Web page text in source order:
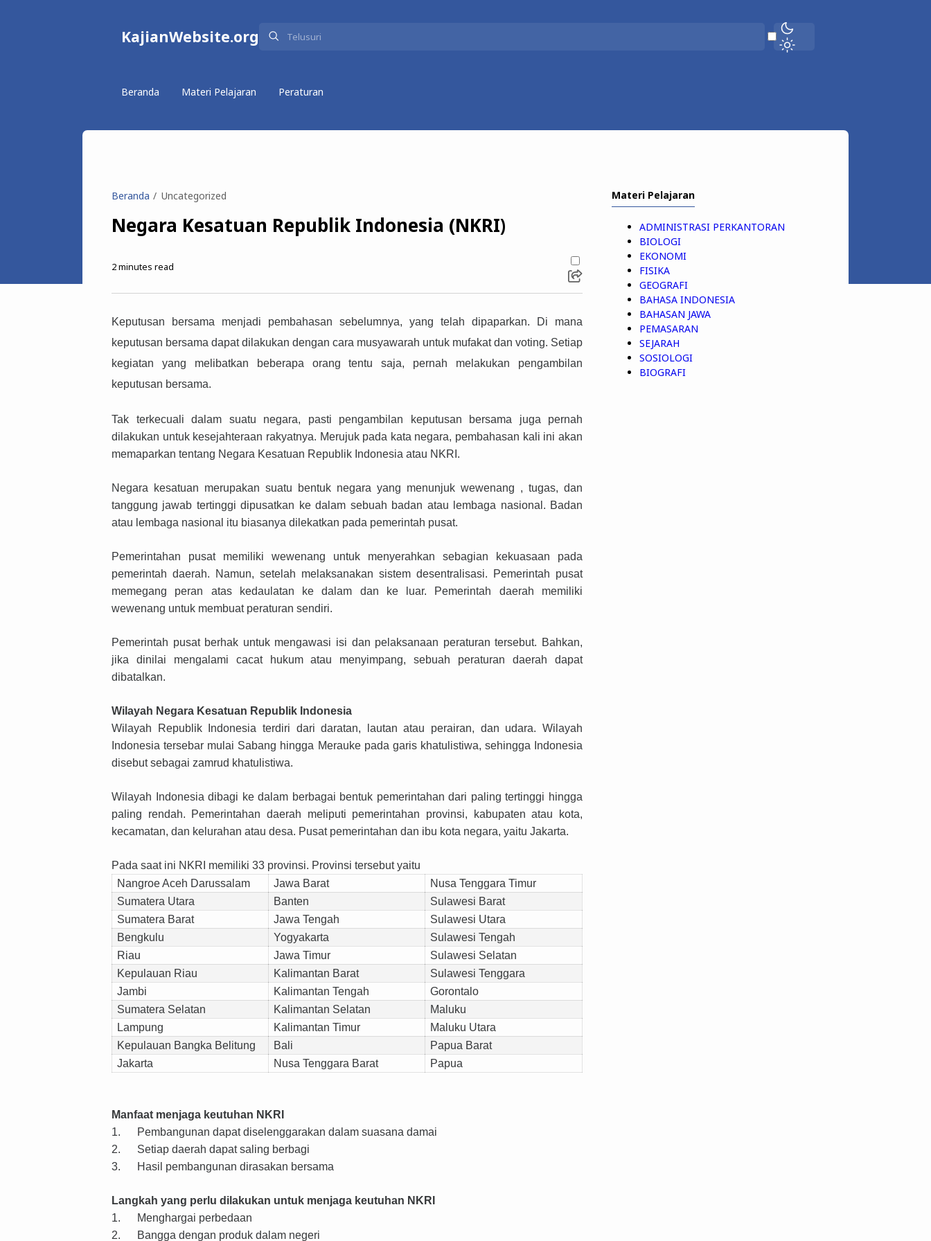
KajianWebsite.org
Beranda Materi Pelajaran Peraturan
Beranda Uncategorized
Negara Kesatuan Republik Indonesia (NKRI)
2minutes read
Keputusan bersama menjadi pembahasan sebelumnya, yang telah dipaparkan. Di mana
keputusan bersama dapat dilakukan dengan cara musyawarah untuk mufakat dan voting. Setiap
kegiatan yang melibatkan beberapa orang tentu saja, pernah melakukan pengambilan
keputusan bersama.
Tak terkecuali dalam suatu negara, pasti pengambilan keputusan bersama juga pernah
dilakukan untuk kesejahteraan rakyatnya. Merujuk pada kata negara, pembahasan kali ini akan
memaparkan tentang Negara Kesatuan Republik Indonesia atau NKRI.
Negara kesatuan merupakan suatu bentuk negara yang menunjuk wewenang , tugas, dan
tanggung jawab tertinggi dipusatkan ke dalam sebuah badan atau lembaga nasional. Badan
atau lembaga nasional itu biasanya dilekatkan pada pemerintah pusat.
Pemerintahan pusat memiliki wewenang untuk menyerahkan sebagian kekuasaan pada
pemerintah daerah. Namun, setelah melaksanakan sistem desentralisasi. Pemerintah pusat
memegang peran atas kedaulatan ke dalam dan ke luar. Pemerintah daerah memiliki
wewenang untuk membuat peraturan sendiri.
Pemerintah pusat berhak untuk mengawasi isi dan pelaksanaan peraturan tersebut. Bahkan,
jika dinilai mengalami cacat hukum atau menyimpang, sebuah peraturan daerah dapat
dibatalkan.
Wilayah Negara Kesatuan Republik Indonesia
Wilayah Republik Indonesia terdiri dari daratan, lautan atau perairan, dan udara. Wilayah
Indonesia tersebar mulai Sabang hingga Merauke pada garis khatulistiwa, sehingga Indonesia
disebut sebagai zamrud khatulistiwa.
Wilayah Indonesia dibagi ke dalam berbagai bentuk pemerintahan dari paling tertinggi hingga
paling rendah. Pemerintahan daerah meliputi pemerintahan provinsi, kabupaten atau kota,
kecamatan, dan kelurahan atau desa. Pusat pemerintahan dan ibu kota negara, yaitu Jakarta.
Pada saat ini NKRI memiliki 33 provinsi. Provinsi tersebut yaitu
Nangroe Aceh Darussalam
Jawa Barat
Nusa Tenggara Timur
Sumatera Utara
Banten
Sulawesi Barat
Sumatera Barat
Jawa Tengah
Sulawesi Utara
Bengkulu
Yogyakarta
Sulawesi Tengah
Riau
Jawa Timur
Sulawesi Selatan
Kepulauan Riau
Kalimantan Barat
Sulawesi Tenggara
Jambi
Kalimantan Tengah
Gorontalo
Sumatera Selatan
Kalimantan Selatan
Maluku
Lampung
Kalimantan Timur
Maluku Utara
Kepulauan Bangka Belitung
Bali
Papua Barat
Jakarta
Nusa Tenggara Barat Papua
Manfaat menjaga keutuhan NKRI
1.
Pembangunan dapat diselenggarakan dalam suasana damai
2.
Setiap daerah dapat saling berbagi
3.
Hasil pembangunan dirasakan bersama
Langkah yang perlu dilakukan untuk menjaga keutuhan NKRI
1.
Menghargai perbedaan
2.
Bangga dengan produk dalam negeri
Materi Pelajaran
ADMINISTRASI PERKANTORAN
BIOLOGI
EKONOMI
FISIKA
GEOGRAFI
BAHASA INDONESIA
BAHASAN JAWA
PEMASARAN
SEJARAH
SOSIOLOGI
BIOGRAFI